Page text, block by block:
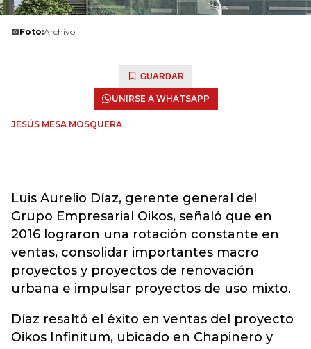
Foto:Archivo
GUARDAR
UNIRSE A WHATSAPP
JESÚS MESA MOSQUERA
Luis Aurelio Díaz, gerente general del
Grupo Empresarial Oikos, señaló que en
2016 lograron una rotación constante en
ventas, consolidar importantes macro
proyectos y proyectos de renovación
urbana e impulsar proyectos de uso mixto.
Díaz resaltó el éxito en ventas del proyecto
Oikos Infinitum, ubicado en Chapinero y